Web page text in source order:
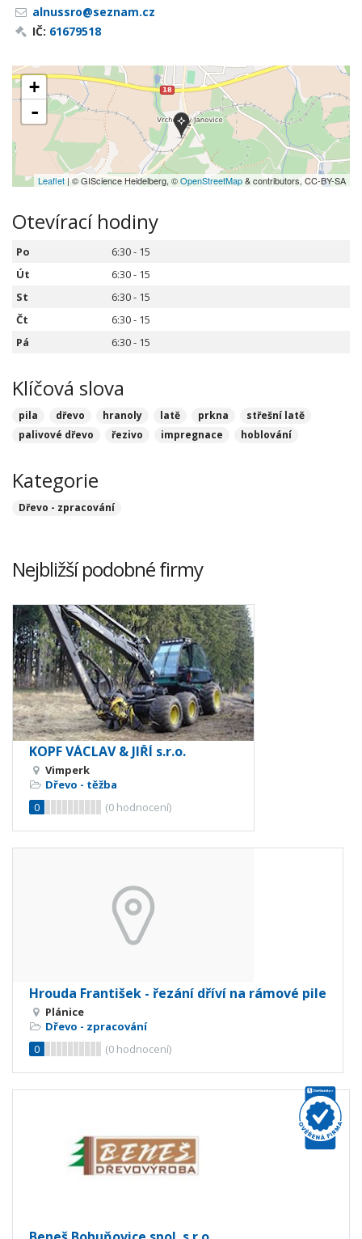
alnussro@seznam.cz
IČ: 61679518
+
-
Leaflet | © GIScience Heidelberg, ©OpenStreetMap& contributors, CC-BY-SA
Otevírací hodiny
Po
6:30 - 15
Út
6:30 - 15
St
6:30 - 15
Čt
6:30 - 15
Pá
6:30 - 15
Klíčová slova
pila dřevo hranoly latě prkna
střešní latě
palivové dřevo
řezivo impregnace hoblování
Kategorie
Dřevo - zpracování
Nejbližší podobné firmy
KOPF VÁCLAV & JIŘÍ s.r.o.
Vimperk
Dřevo - těžba
0
(0 hodnocení)
Hrouda František - řezání dříví na rámové pile
Plánice
Dřevo - zpracování
0
(0 hodnocení)